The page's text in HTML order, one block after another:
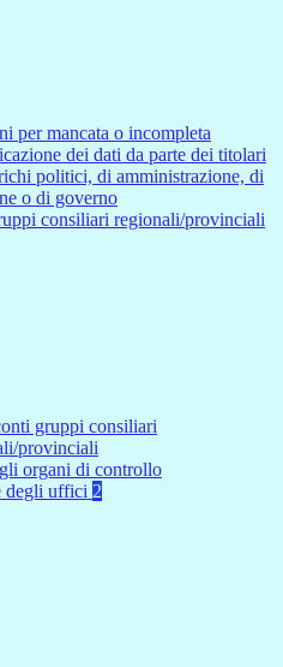
per mancata o incompleta
dei dati da parte dei titolari
politici, di amministrazione, di
o di governo
consiliari regionali/provinciali
gruppi consiliari
provinciali
organi di controllo
degli uffici 2